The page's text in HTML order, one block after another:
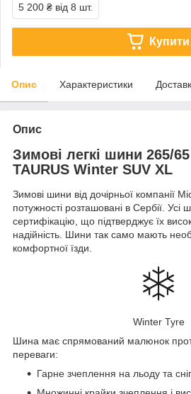
5 200 ₴ від 8 шт.
Купити
Опис Характеристики
Опис
Зимові легкі шини 265/
TAURUS Winter SUV XL
Зимові шини від дочірньої компанії
потужності розташовані в Сербії.
сертифікацію, що підтверджує їх
надійність. Шини так само мають
комфортної їзди.
Winter Tyre
Шина має спрямований малюнок
переваги:
Гарне зчеплення на льоду та